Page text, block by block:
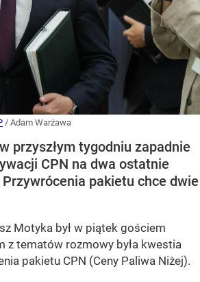
/ Adam Warżawa
przyszłym tygodniu zapadnie
CPN na dwa ostatnie
pakietu chce dwie
Motyka był w piątek gościem
z tematów rozmowy była kwestia
pakietu CPN (Ceny Paliwa Niżej).